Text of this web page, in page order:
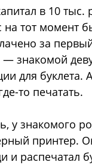
в 10 тыс.
на тот момент
за
― знакомой
для буклета.
то печатать.
у знакомого
принтер.
и распечатал